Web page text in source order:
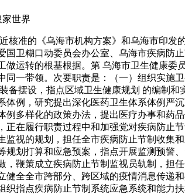
家世界
准的《乌海市机构方案》和乌海市印发
国卫糊口动委员会办公室、乌海市疾病防
做运转的根基根据。第 乌海市卫生健康
一带领。次要职责是：（一）组织实施
备摆设，指点区域卫生健康规划 的编制
体例，研究提出深化医药卫生体系体例
例多样化的政策办法，提出医疗办事和
正在履行职责过程中和加强党对疾病防止
监视的规划，担任全市疾病防止节制收集
规划打算和应急预案，指点开展监测预
，鞭策成立疾病防止节制监视员轨制，担
健全全市跨部分、跨区域的疫情消息传
织指点疾病防止节制系统应急系统和能